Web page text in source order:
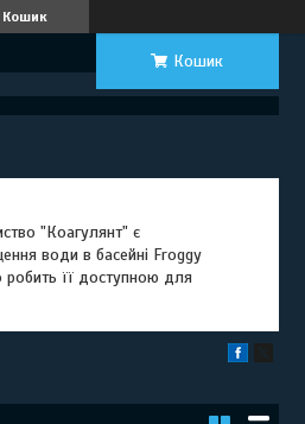
Кошик
Кошик
"Коагулянт" є
води в басейні Froggy
робить її доступною для